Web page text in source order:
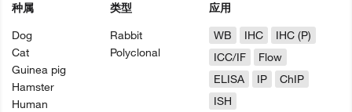
种属
Dog
Cat
Guinea pig
Hamster
Human
类型
Rabbit
Polyclonal
应用
WB
IHC
IHC (P)
ICC/IF
Flow
ELISA
IP
ChIP
ISH